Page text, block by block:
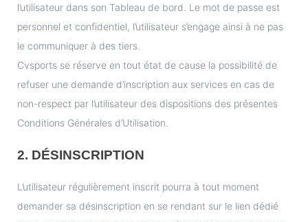
l’utilisateur dans son Tableau de bord. Le mot de passe est
personnel et confidentiel, l’utilisateur s’engage ainsi à ne pas
le communiquer à des tiers.
Cvsports se réserve en tout état de cause la possibilité de
refuser une demande d’inscription aux services en cas de
non-respect par l’utilisateur des dispositions des présentes
Conditions Générales d’Utilisation.
2. DÉSINSCRIPTION
L’utilisateur régulièrement inscrit pourra à tout moment
demander sa désinscription en se rendant sur le lien dédié